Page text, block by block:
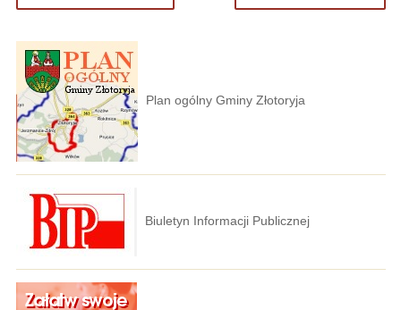
Plan ogólny Gminy Złotoryja
Biuletyn Informacji Publicznej